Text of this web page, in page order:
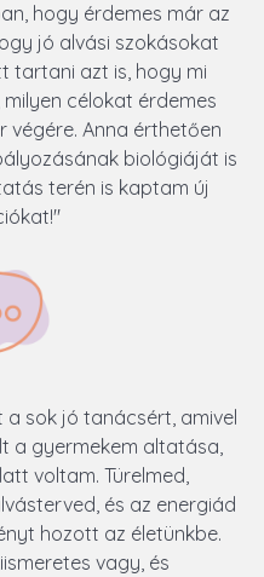
hogy érdemes már az
jó alvási szokásokat
tartani azt is, hogy mi
célokat érdemes
végére. Anna érthetően
biológiáját is
terén is kaptam új
sok jó tanácsért, amivel
a gyermekem altatása,
voltam. Türelmed,
és az energiád
hozott az életünkbe.
vagy, és